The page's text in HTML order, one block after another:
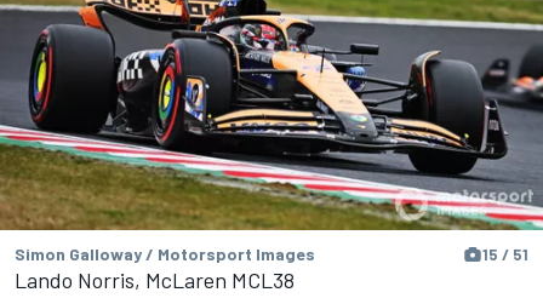
Simon Galloway / Motorsport Images 15 / 51
Lando Norris, McLaren MCL38